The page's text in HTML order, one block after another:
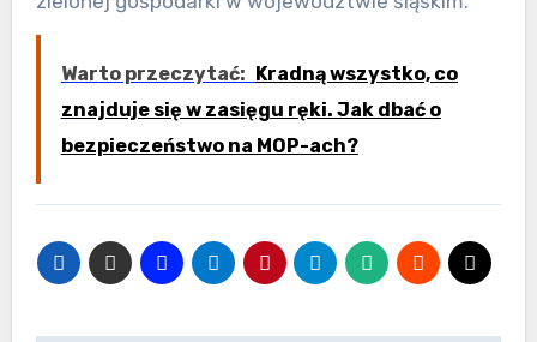
Warto przeczytać: Kradną wszystko, co
znajduje się w zasięgu ręki. Jak dbać o
bezpieczeństwo na MOP-ach?